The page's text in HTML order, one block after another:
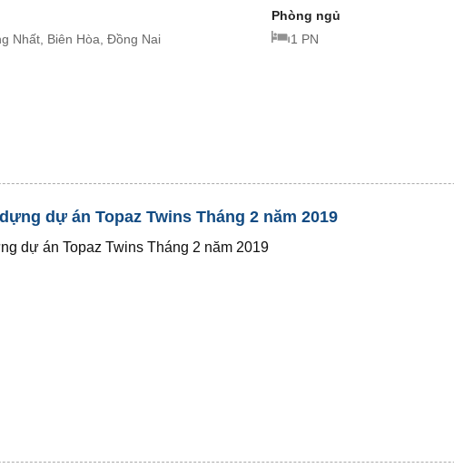
Phòng ngủ
Nhất, Biên Hòa, Đồng Nai
1 PN
dự án Topaz Twins Tháng 2 năm 2019
dự án Topaz Twins Tháng 2 năm 2019